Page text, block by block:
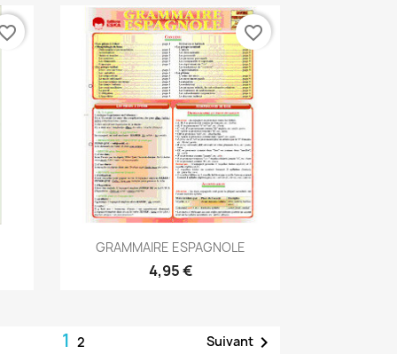
Aperçu rapide
GRAMMAIRE ESPAGNOLE
4,95 €
favorite_border
12 Suivant